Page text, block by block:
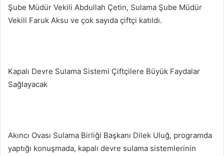
Şube Müdür Vekili Abdullah Çetin, Sulama Şube Müdür
Vekili Faruk Aksu ve çok sayıda çiftçi katıldı.
Kapalı Devre Sulama Sistemi Çiftçilere Büyük Faydalar
Sağlayacak
Akıncı Ovası Sulama Birliği Başkanı Dilek Uluğ, programda
yaptığı konuşmada, kapalı devre sulama sistemlerinin